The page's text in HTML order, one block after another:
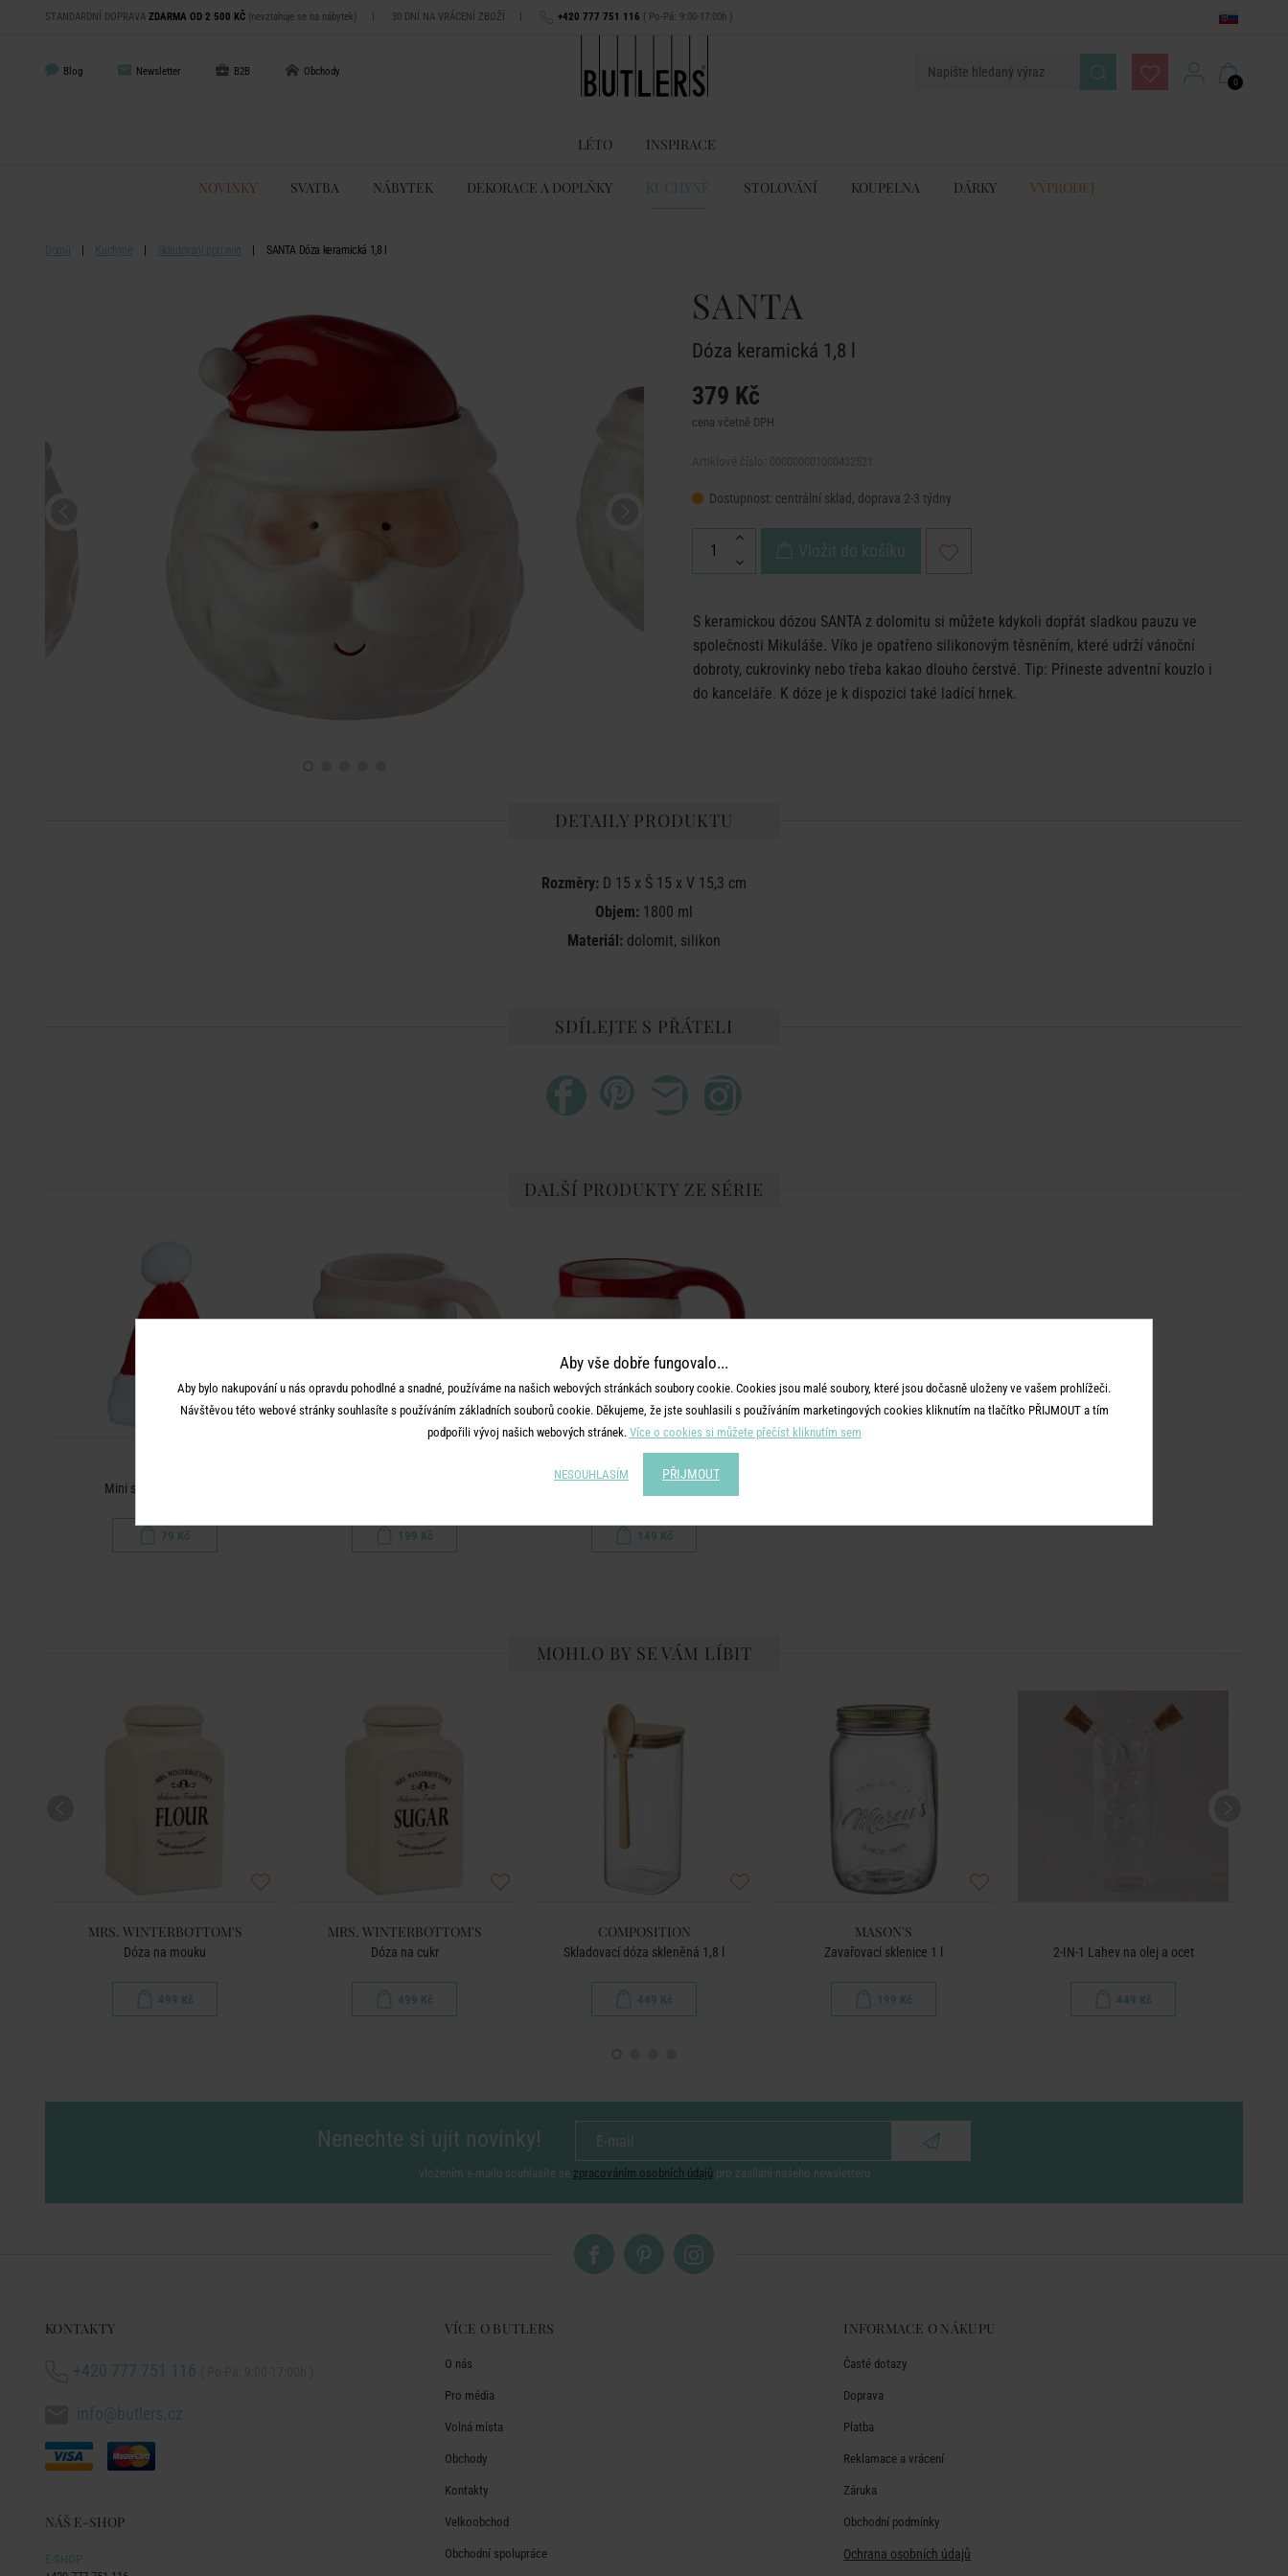
STANDARDNÍ DOPRAVA ZDARMA OD 2 500 KČ (nevztahuje se na nábytek) | 30 DNÍ NA VRÁCENÍ ZBOŽÍ | +420 777 751 116 ( Po-Pá: 9:00-17:00h )
Blog Newsletter B2B Obchody
0
LÉTO INSPIRACE
NOVINKY SVATBA NÁBYTEK DEKORACE A DOPLŇKY KUCHYNĚ STOLOVÁNÍ KOUPELNA DÁRKY VÝPRODEJ
Domů Kuchyně Skladování potravin SANTA Dóza keramická 1,8 l
SANTA
Dóza keramická 1,8 l
379 Kč
cena včetně DPH
Dostupnost: centrální sklad, doprava 2-3 týdny
Vložit do košíku
S keramickou dózou SANTA z dolomitu si můžete kdykoli dopřát sladkou pauzu ve
společnosti Mikuláše. Víko je opatřeno silikonovým těsněním, které udrží vánoční
dobroty, cukrovinky nebo třeba kakao dlouho čerstvé. Tip: Přineste adventní kouzlo i
do kanceláře. K dóze je k dispozici také ladící hrnek.
DETAILY PRODUKTU
Rozměry: D 15 x Š 15 x V 15,3 cm
Objem: 1800 ml
Materiál: dolomit, silikon
SDÍLEJTE S PŘÁTELI
DALŠÍ PRODUKTY ZE SÉRIE
Mini sametová čepička
79 Kč 199 Kč
SANTA
149 Kč
MOHLO BY SE VÁM LÍBIT
MRS. WINTERBOTTOM'S
Dóza na mouku
499 Kč
MRS. WINTERBOTTOM'S
Dóza na cukr
499 Kč
COMPOSITION
Skladovací dóza skleněná 1,8 l
449 Kč
MASON'S
Zavařovací sklenice 1 l
199 Kč
2-IN-1 Lahev na olej a ocet
449 Kč
Nenechte si ujít novinky!
vložením e-mailu souhlasíte se zpracováním osobních údajů pro zasílání našeho newsletteru
KONTAKTY
+420 777 751 116
info@butlers.cz
NÁŠ E-SHOP
E-SHOP
VÍCE O BUTLERS
O nás
Pro média
Volná místa
Obchody
Kontakty
Velkoobchod
Obchodní spolupráce
INFORMACE O NÁKUPU
Časté dotazy
Doprava
Platba
Reklamace a vrácení
Záruka
Obchodní podmínky
Ochrana osobních údajů
Aby vše dobře fungovalo...
Aby bylo nakupování u nás opravdu pohodlné a snadné, používáme na našich webových stránkách soubory cookie. Cookies jsou malé soubory, které jsou dočasně uloženy ve vašem prohlížeči.
Návštěvou této webové stránky souhlasíte s používáním základních souborů cookie. Děkujeme, že jste souhlasili s používáním marketingových cookies kliknutím na tlačítko PŘIJMOUT a tím
podpořili vývoj našich webových stránek. Více o cookies si můžete přečíst kliknutím sem
NESOUHLASÍM PŘIJMOUT